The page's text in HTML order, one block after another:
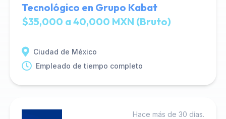
Tecnológico en Grupo Kabat
$35,000 a 40,000 MXN (Bruto)
Ciudad de México
Empleado de tiempo completo
Hace más de 30 días.